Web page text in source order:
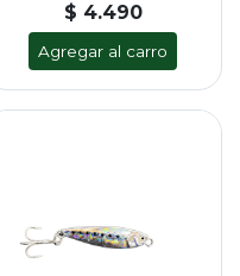
$ 4.490
Agregar al carro